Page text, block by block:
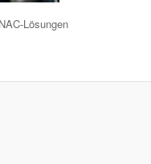
Lösungen